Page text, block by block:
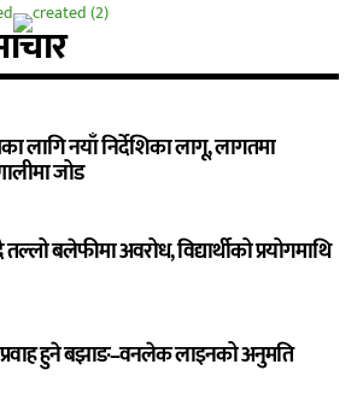
लागि नयाँ निर्देशिका लागू, लागतमा
जोड
बलेफीमा अवरोध, विद्यार्थीको प्रयोगमाथि
प्रवाह हुने बझाङ–वनलेक लाइनको अनुमति